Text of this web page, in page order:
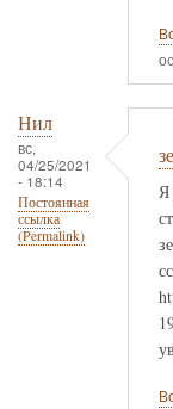
Нил
вс,
04/25/2021
- 18:14
Постоянная
ссылка
(Permalink)
Я